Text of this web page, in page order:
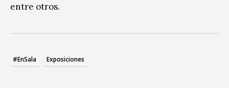
entre otros.
#EnSala Exposiciones